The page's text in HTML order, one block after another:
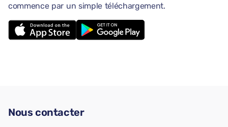
commence par un simple téléchargement.
Nous contacter